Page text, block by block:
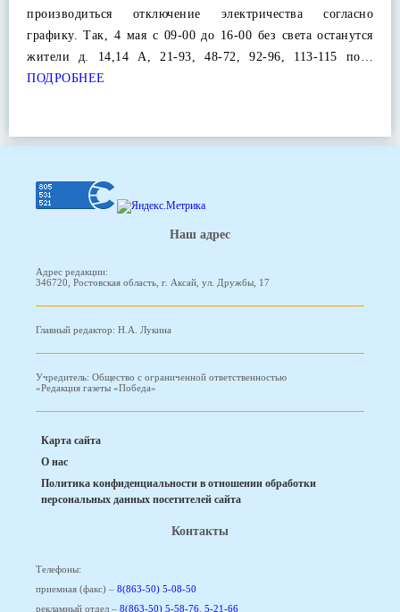
производиться отключение электричества согласно
графику. Так, 4 мая с 09-00 до 16-00 без света останутся
жители д. 14,14 А, 21-93, 48-72, 92-96, 113-115 по…
ПОДРОБНЕЕ
Наш адрес
Адрес редакции:
346720, Ростовская область, г. Аксай, ул. Дружбы, 17
Главный редактор: Н.А. Лукина
Учредитель: Общество с ограниченной ответственностью
«Редакция газеты «Победа»
Карта сайта
О нас
Политика конфиденциальности в отношении обработки
персональных данных посетителей сайта
Контакты
Телефоны:
приемная (факс) – 8(863-50) 5-08-50
рекламный отдел – 8(863-50) 5-58-76 5-21-66